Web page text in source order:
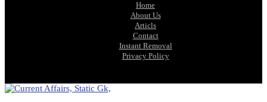
Home
About Us
Articls
Contact
Instant Removal
Privacy Policy